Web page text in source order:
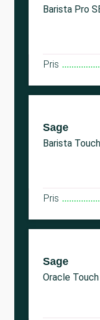
Barista Pro
Pris
Sage
Barista
Pris
Sage
Oracle Touch